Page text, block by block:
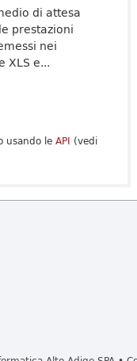
di attesa
prestazioni
nei
XLS e...
usando le API (vedi